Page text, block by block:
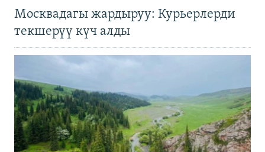
Москвадагы жардыруу: Курьерлерди
текшерүү күч алды